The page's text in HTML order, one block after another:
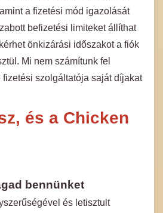
a fizetési mód igazolását
befizetési limiteket állíthat
önkizárási időszakot a fiók
Mi nem számítunk fel
szolgáltatója saját díjakat
és a Chicken
bennünket
és letisztult